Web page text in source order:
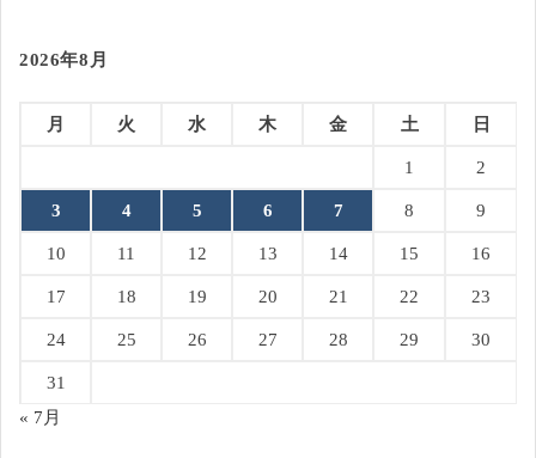
2026年8月
月 火 水 木 金 土 日
1 2
3 4 5 6 7 8 9
10 11 12 13 14 15 16
17 18 19 20 21 22 23
24 25 26 27 28 29 30
31
« 7月